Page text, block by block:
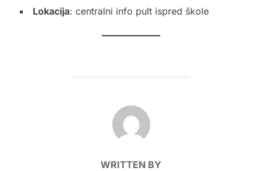
Lokacija: centralni info pult ispred škole
POST AUTHOR
WRITTEN BY